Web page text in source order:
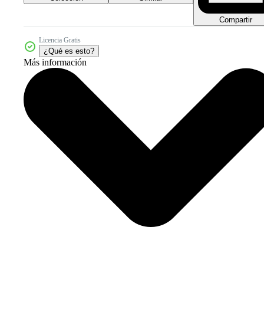
Compartir
Licencia Gratis
¿Qué es esto?
Más información